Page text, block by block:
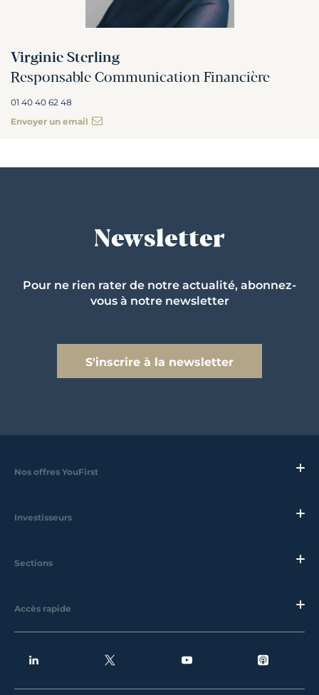
Virginie Sterling
Responsable Communication Financière
01 40 40 62 48
Envoyer un email
Newsletter
Pour ne rien rater de notre actualité, abonnez-
vous à notre newsletter
S'inscrire à la newsletter
Nos offres YouFirst
Investisseurs
Sections
Accès rapide